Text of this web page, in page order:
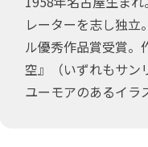
レーターを志し独
ル優秀作品賞受賞。
空』（いずれもサン
ユーモアのあるイラ